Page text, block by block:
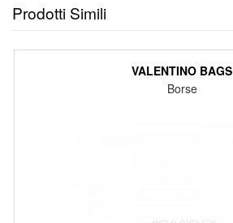
Prodotti Simili
VALENTINO BAGS
Borse